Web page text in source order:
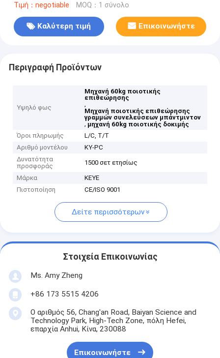
Τιμή：negotiable MOQ：1 σύνολο
Καλύτερη τιμή Επικοινωνήστε
Περιγραφή Προϊόντων
Υψηλό φως
Μηχανή 60kg ποιοτικής
επιθεώρησης
,
Μηχανή ποιοτικής επιθεώρησης
γραμμών συνελεύσεων μπάντμιντον
, μηχανή 60kg ποιοτικής δοκιμής
Όροι πληρωμής
L/C, T/T
Αριθμό μοντέλου
ΚΥ-PC
Δυνατότητα
προσφοράς
1500 σετ ετησίως
Μάρκα
KEYE
Πιστοποίηση
CE/ISO 9001
Δείτε περισσότερων
Στοιχεία Επικοινωνίας
Ms. Amy Zheng
+86 173 5515 4206
Ο αριθμός 56, Chang'an Road, Baiyan Science and
Technology Park, High-Tech Zone, πόλη Hefei,
επαρχία Anhui, Κίνα, 230088
Επικοινωνήστε